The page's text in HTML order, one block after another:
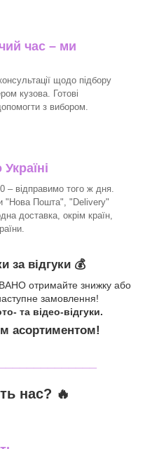
час – ми
щодо підбору
кузова. Готові
з вибором.
відправимо того ж дня.
"Нова Пошта", "Delivery"
доставка, окрім країн,
за відгуки 💰
отримайте знижку або
замовлення!
та відео-відгуки.
асортиментом!
нас? 🔥